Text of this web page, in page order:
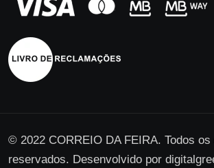
© 2022 CORREIO DA FEIRA. Todos os
reservados. Desenvolvido por